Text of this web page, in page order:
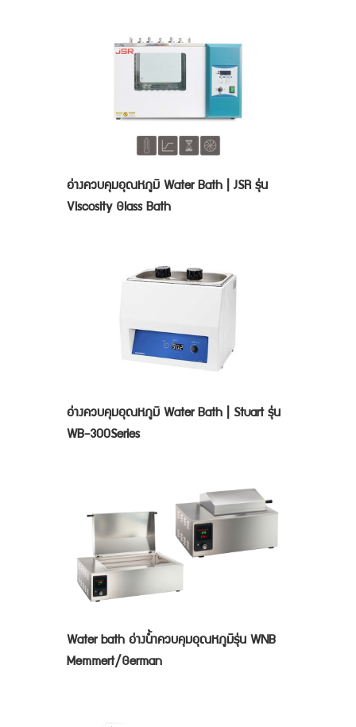
อ่างควบคุมอุณหภูมิ Water Bath | JSR รุ่น
Viscosity Glass Bath
อ่างควบคุมอุณหภูมิ Water Bath | Stuart รุ่น
WB-300Series
Water bath อ่างน้ำควบคุมอุณหภูมิรุ่น WNB
Memmert/German